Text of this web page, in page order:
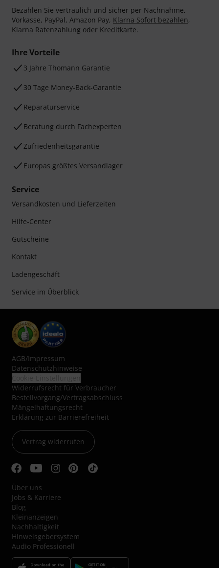
Bezahlen Sie vertraulich und sicher per Nachnahme,
Vorkasse, PayPal, Amazon Pay, Klarna Sofort bezahlen,
Klarna Ratenzahlung oder Kreditkarte.
Ihre Vorteile
3 Jahre Thomann Garantie
30 Tage Money-Back-Garantie
Reparaturservice
Beratung durch Fachexperten
Zufriedenheitsgarantie
Europas größtes Versandlager
Service
Versandkosten und Lieferzeiten
Hilfe-Center
Gutscheine
Kontakt
Ladengeschäft
Service im Überblick
AGB/Impressum
Datenschutzhinweise
Widerrufsrecht für Verbraucher
Bestellvorgang/Vertragsabschluss
Mängelhaftungsrecht
Erklärung zur Barrierefreiheit
Vertrag widerrufen
Über uns
Jobs & Karriere
Blog
Kleinanzeigen
Nachhaltigkeit
Hinweisgebersystem
Audio Professionell